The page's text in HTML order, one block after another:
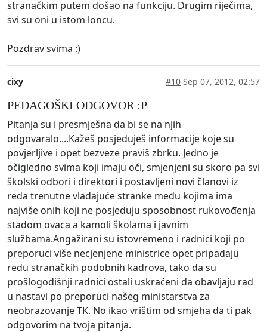
stranačkim putem došao na funkciju. Drugim riječima,
svi su oni u istom loncu.
Pozdrav svima :)
cixy #10 Sep 07, 2012, 02:57
PEDAGOŠKI ODGOVOR :P
Pitanja su i presmješna da bi se na njih
odgovaralo....Kažeš posjeduješ informacije koje su
povjerljive i opet bezveze praviš zbrku. Jedno je
očigledno svima koji imaju oči, smjenjeni su skoro pa svi
školski odbori i direktori i postavljeni novi članovi iz
reda trenutne vladajuće stranke među kojima ima
najviše onih koji ne posjeduju sposobnost rukovođenja
stadom ovaca a kamoli školama i javnim
službama.Angažirani su istovremeno i radnici koji po
preporuci više necjenjene ministrice opet pripadaju
redu stranačkih podobnih kadrova, tako da su
prošlogodišnji radnici ostali uskraćeni da obavljaju rad
u nastavi po preporuci našeg ministarstva za
neobrazovanje TK. No ikao vrištim od smjeha da ti pak
odgovorim na tvoja pitanja.